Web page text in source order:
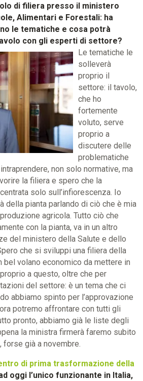
di filiera presso il ministero
Alimentari e Forestali: ha
le tematiche e cosa potrà
con gli esperti di settore?
Le tematiche le
solleverà
proprio il
settore: il tavolo,
che ho
fortemente
voluto, serve
proprio a
discutere delle
problematiche
non solo normative, ma
la filiera e spero che la
solo sull’infiorescenza. Io
della pianta parlando di ciò che è mia
agricola. Tutto ciò che
con la pianta, va in un altro
del ministero della Salute e dello
che si sviluppi una filiera della
bel volano economico da mettere in
a questo, oltre che per
del settore: è un tema che ci
abbiamo spinto per l’approvazione
potremo affrontare con tutti gli
pronto, abbiamo già le liste degli
la ministra firmerà faremo subito
forse già a novembre.
di prima trasformazione della
oggi l’unico funzionante in Italia,